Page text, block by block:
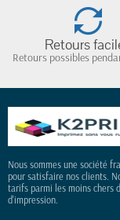
Retours
Retours possibles
Nous sommes une société
pour satisfaire nos clients.
tarifs parmi les moins chers
d'impression.